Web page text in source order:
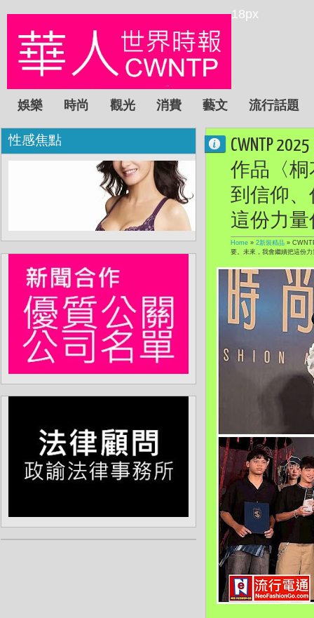
18px
娛樂 時尚 觀光 消費 藝文 流行話題
CWNTP
作品〈桐
到信仰
這份力
Home » 2新裝精品 »
要。未來，我會繼續把這份
性感焦點